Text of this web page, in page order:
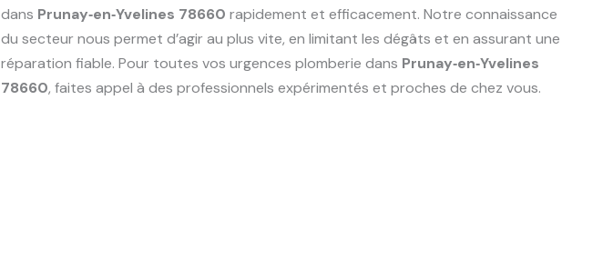
dans Prunay‑en‑Yvelines 78660 rapidement et efficacement. Notre connaissance
du secteur nous permet d’agir au plus vite, en limitant les dégâts et en assurant une
réparation fiable. Pour toutes vos urgences plomberie dans Prunay‑en‑Yvelines
78660, faites appel à des professionnels expérimentés et proches de chez vous.